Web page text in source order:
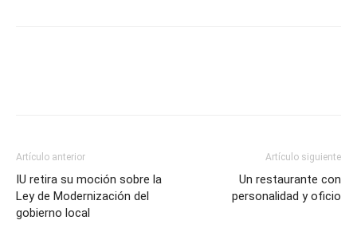
Artículo anterior
IU retira su moción sobre la
Ley de Modernización del
gobierno local
Artículo siguiente
Un restaurante con
personalidad y oficio